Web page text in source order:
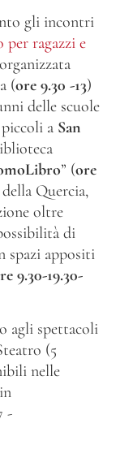
gli incontri
per ragazzi e
(ore 9.30 -13)
delle scuole
a San
” (ore
Quercia,
oltre
di
spazi appositi
9.30-19.30-
agli spettacoli
(5
nelle
-